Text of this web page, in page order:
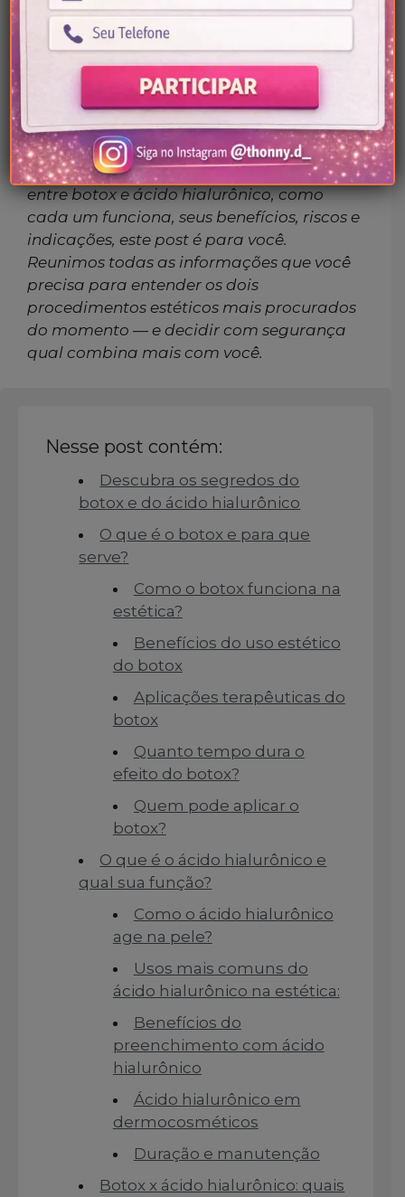
procedimentos
estéticos
17/04/2025 PorThonny-D
Se você tem dúvidas sobre as diferenças
entre botox e ácido hialurônico, como
cada um funciona, seus benefícios, riscos e
indicações, este post é para você.
Reunimos todas as informações que você
precisa para entender os dois
procedimentos estéticos mais procurados
do momento — e decidir com segurança
qual combina mais com você.
Nesse post contém:
Descubra os segredos do
botox e do ácido hialurônico
O que é o botox e para que
serve?
Como o botox funciona na
estética?
Benefícios do uso estético
do botox
Aplicações terapêuticas do
botox
Quanto tempo dura o
efeito do botox?
Quem pode aplicar o
botox?
O que é o ácido hialurônico e
qual sua função?
Como o ácido hialurônico
age na pele?
Usos mais comuns do
ácido hialurônico na estética:
Benefícios do
preenchimento com ácido
hialurônico
Ácido hialurônico em
dermocosméticos
Duração e manutenção
Botox x ácido hialurônico: quais